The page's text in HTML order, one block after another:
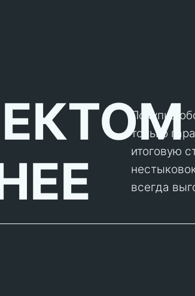
Покупка
только
итоговую
всегда